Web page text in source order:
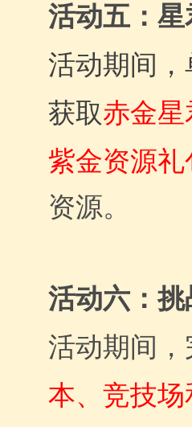
活动五：
活动期间
获取赤金
紫金资源
资源。
活动六：
活动期间
本、竞技